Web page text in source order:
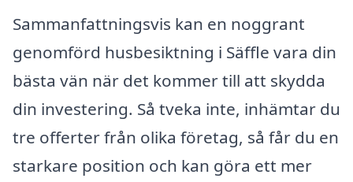
Sammanfattningsvis kan en noggrant
genomförd husbesiktning i Säffle vara din
bästa vän när det kommer till att skydda
din investering. Så tveka inte, inhämtar du
tre offerter från olika företag, så får du en
starkare position och kan göra ett mer